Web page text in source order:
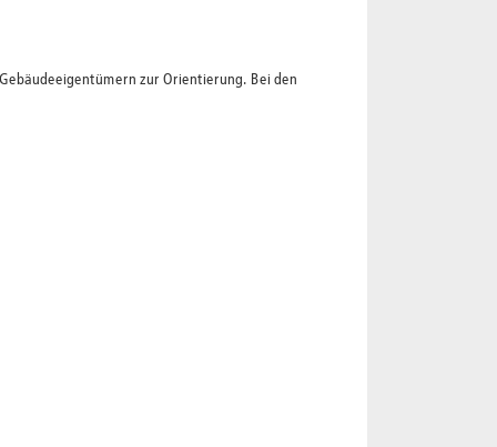
zur Orientierung. Bei den